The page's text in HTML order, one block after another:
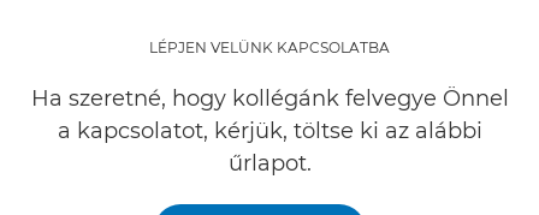
LÉPJEN VELÜNK KAPCSOLATBA
Ha szeretné, hogy kollégánk felvegye Önnel
a kapcsolatot, kérjük, töltse ki az alábbi
űrlapot.